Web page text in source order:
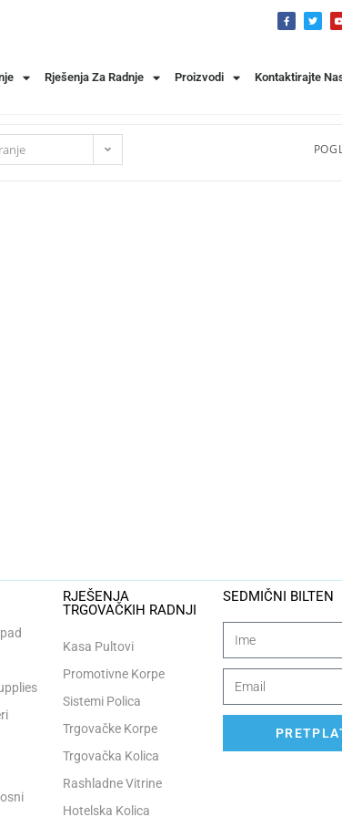
Rješenja Za Radnje Proizvodi Kontaktirajte
RJEŠENJA
TRGOVAČKIH RADNJI
Kasa Pultovi
Promotivne Korpe
Sistemi Polica
Trgovačke Korpe
Trgovačka Kolica
Rashladne Vitrine
Hotelska Kolica
SEDMIČNI BILTEN